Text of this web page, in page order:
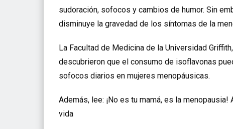
sudoración, sofocos y cambios de humor. Sin
disminuye la gravedad de los síntomas de la
La Facultad de Medicina de la Universidad
descubrieron que el consumo de isoflavonas
sofocos diarios en mujeres menopáusicas.
Además, lee: ¡No es tu mamá, es la
vida